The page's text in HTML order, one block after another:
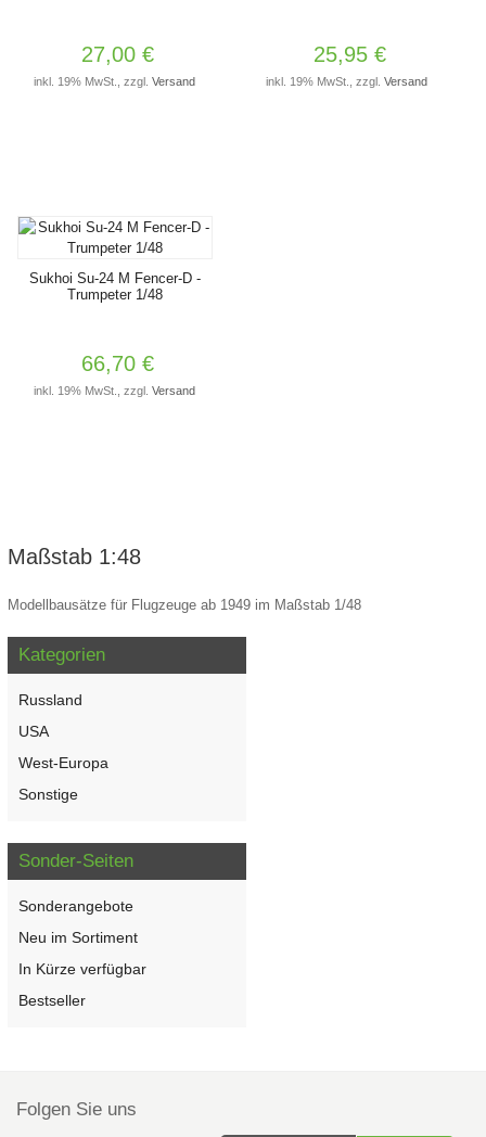
27,00 €
inkl. 19% MwSt., zzgl.Versand
25,95 €
inkl. 19% MwSt., zzgl.Versand
Sukhoi Su-24 M Fencer-D -
Trumpeter 1/48
66,70 €
inkl. 19% MwSt., zzgl.Versand
Maßstab 1:48
Modellbausätze für Flugzeuge ab 1949 im Maßstab 1/48
Kategorien
Russland
USA
West-Europa
Sonstige
Sonder-Seiten
Sonderangebote
Neu im Sortiment
In Kürze verfügbar
Bestseller
Folgen Sie uns